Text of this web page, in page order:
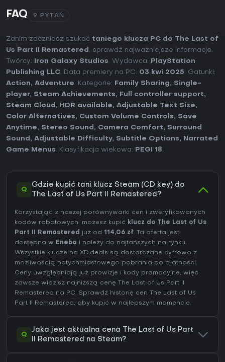
FAQ 9 PYTAŃ
Zanim zaczniesz szukać taniego klucza PC do The Last of
Us Part II Remastered , sprawdź najważniejsze informacje.
Twórcy:
Iron Galaxy Studios. Wydawca:
PlayStation
Publishing LLC. Data premiery na PC: 03 kwi 2025. Gatunki:
Action, Adventure. Kategorie: Family Sharing, Single-
player, Steam Achievements, Full controller support,
Steam Cloud , HDR available, Adjustable Text Size,
Color Alternatives, Custom Volume Controls, Save
Anytime, Stereo Sound , Camera Comfort, Surround
Sound , Adjustable Difficulty, Subtitle Options,
Narrated
Game Menus. Klasyfikacja wiekowa: PEGI 18.
Q
Gdzie kupić tani klucz Steam (CD key) do
The Last of Us Part II Remastered?
Korzystając z naszej porównywarki cen i zweryfikowanych
kodów rabatowych, możesz kupić klucz do The Last of Us
Part II Remastered
już od 114,06 zł. Ta oferta jest
dostępna w Eneba i należy do najtańszych na rynku.
Wszystkie klucze na XD.deals są dostarczane cyfrowo z
możliwością natychmiastowego pobrania po płatności.
Ceny uwzględniają już prowizje i kody promocyjne, więc
zawsze widzisz najniższą cenę The Last of Us Part II
Remastered na PC. Sprawdź historię cen The Last of Us
Part II Remastered , aby kupić w najlepszym momencie.
Q
Jaka jest aktualna cena The Last of Us Part
II Remastered na Steam?